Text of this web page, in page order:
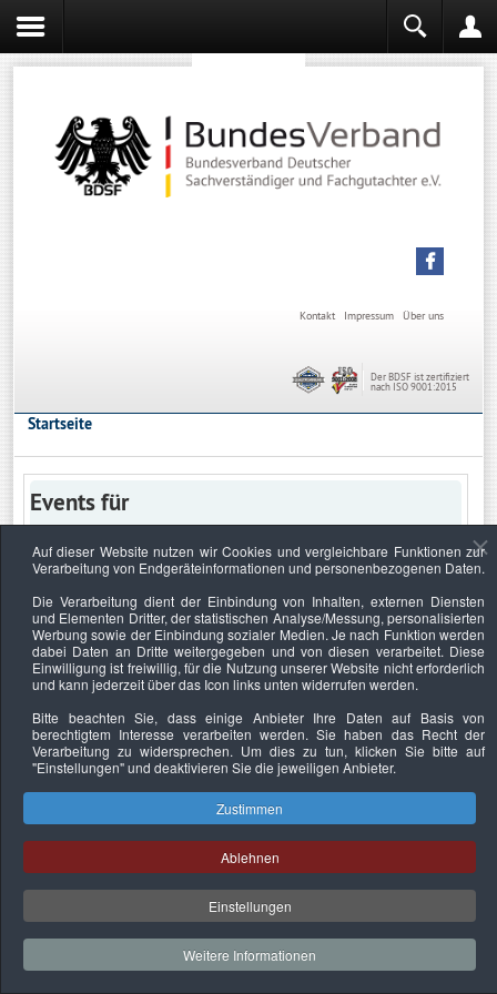
Über uns
Impressum
Kontakt
Der BDSF ist zertifiziert
nach ISO 9001:2015
Startseite
Events für
Keine Termine
Datenschutzerklärung Urheberrechtsnachweise Nachhaltigkeit
Copyright © 2026. Bundesverband Deutscher
Sachverständiger und Fachgutachter e.V..
Auf dieser Website nutzen wir Cookies und vergleichbare Funktionen zur
Verarbeitung von Endgeräteinformationen und personenbezogenen Daten.
Die Verarbeitung dient der Einbindung von Inhalten, externen Diensten
und Elementen Dritter, der statistischen Analyse/Messung, personalisierten
Werbung sowie der Einbindung sozialer Medien. Je nach Funktion werden
dabei Daten an Dritte weitergegeben und von diesen verarbeitet. Diese
Einwilligung ist freiwillig, für die Nutzung unserer Website nicht erforderlich
und kann jederzeit über das Icon links unten widerrufen werden.
Bitte beachten Sie, dass einige Anbieter Ihre Daten auf Basis von
berechtigtem Interesse verarbeiten werden. Sie haben das Recht der
Verarbeitung zu widersprechen. Um dies zu tun, klicken Sie bitte auf
"Einstellungen"und deaktivieren Sie die jeweiligen Anbieter.
Zustimmen
Ablehnen
Einstellungen
Weitere Informationen